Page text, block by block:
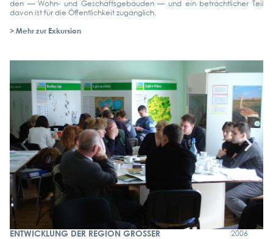
den — Wohn- und Geschäfts­ge­bäu­den — und ein beträcht­li­cher Teil
davon ist für die Öffent­lich­keit zugäng­lich.
> Mehr zur Exkur­si­on
ENTWICKLUNG DER REGION GROSSER
2006